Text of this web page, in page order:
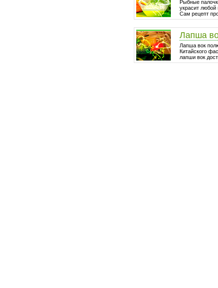
Рыбные
украсит любой
Сам рецепт
Лапша
Лапша вок
Китайского
лапши вок